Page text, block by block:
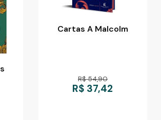
Cartas A Malcolm
R$ 54,90
R$ 37,42